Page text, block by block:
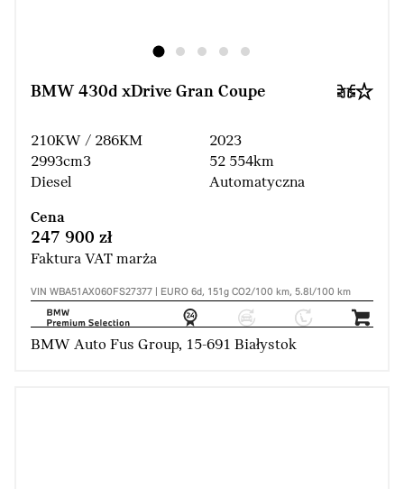
BMW 430d xDrive Gran Coupe
210KW / 286KM
2993cm3
Diesel
2023
52 554km
Automatyczna
Cena
247 900 zł
Faktura VAT marża
VIN WBA51AX060FS27377 | EURO 6d, 151g CO2/100 km, 5.8l/100 km
BMW Auto Fus Group, 15-691 Białystok